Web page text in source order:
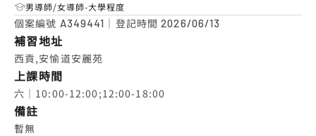
男導師/女導師-大學程度
個案編號 A349441 ｜登記時間2026/06/13
補習地址
西貢,安愉道安麗苑
上課時間
六｜10:00-12:00;12:00-18:00
備註
暫無